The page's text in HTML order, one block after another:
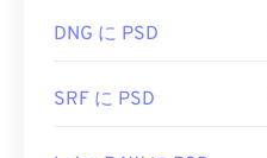
DNG に PSD
SRF に PSD